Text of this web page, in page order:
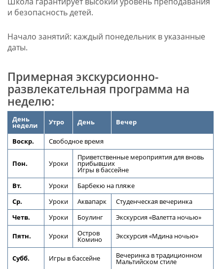
и безопасность детей.
Начало занятий: каждый понедельник в указанные
даты.
Примерная экскурсионно-
развлекательная программа на
неделю:
День
недели Утро День Вечер
Воскр. Свободное время
Пон. Уроки
Приветственные мероприятия для вновь
прибывших
Игры в бассейне
Вт.
Уроки
Барбекю на пляже
Ср.
Уроки Аквапарк
Студенческая вечеринка
Четв.
Уроки Боулинг Экскурсия «Валетта ночью»
Пятн. Уроки Остров
Комино Экскурсия «Мдина ночью»
Субб. Игры в бассейне Вечеринка в традиционном
Мальтийском стиле